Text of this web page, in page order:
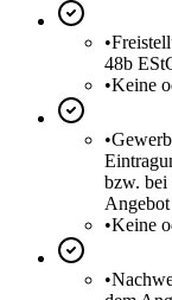
•
48b
•Keine
•
bzw. bei
Angebot
•Keine
•